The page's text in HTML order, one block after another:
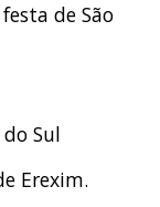
de São
Sul
Erexim.